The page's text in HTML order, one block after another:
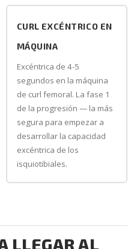
CURL EXCÉNTRICO EN
MÁQUINA
Excéntrica de 4-5
segundos en la máquina
de curl femoral. La fase 1
de la progresión — la más
segura para empezar a
desarrollar la capacidad
excéntrica de los
isquiotibiales.
LLEGAR AL